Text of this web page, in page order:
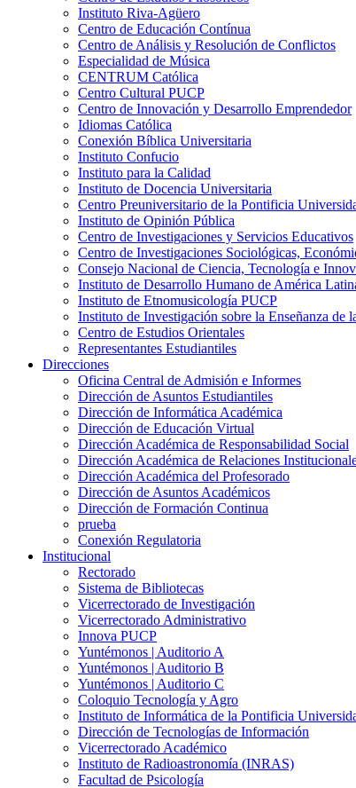
Instituto Riva-Agüero
Centro de Educación Contínua
Centro de Análisis y Resolución de Conflictos
Especialidad de Música
CENTRUM Católica
Centro Cultural PUCP
Centro de Innovación y Desarrollo Emprendedor
Idiomas Católica
Conexión Bíblica Universitaria
Instituto Confucio
Instituto para la Calidad
Instituto de Docencia Universitaria
Centro Preuniversitario de la Pontificia
Instituto de Opinión Pública
Centro de Investigaciones y Servicios Educativos
Centro de Investigaciones Sociológicas,
Consejo Nacional de Ciencia, Tecnología e
Instituto de Desarrollo Humano de América
Instituto de Etnomusicología PUCP
Instituto de Investigación sobre la Enseñanza de
Centro de Estudios Orientales
Representantes Estudiantiles
Direcciones
Oficina Central de Admisión e Informes
Dirección de Asuntos Estudiantiles
Dirección de Informática Académica
Dirección de Educación Virtual
Dirección Académica de Responsabilidad Social
Dirección Académica de Relaciones
Dirección Académica del Profesorado
Dirección de Asuntos Académicos
Dirección de Formación Continua
prueba
Conexión Regulatoria
Institucional
Rectorado
Sistema de Bibliotecas
Vicerrectorado de Investigación
Vicerrectorado Administrativo
Innova PUCP
Yuntémonos | Auditorio A
Yuntémonos | Auditorio B
Yuntémonos | Auditorio C
Coloquio Tecnología y Agro
Instituto de Informática de la Pontificia
Dirección de Tecnologías de Información
Vicerrectorado Académico
Instituto de Radioastronomía (INRAS)
Facultad de Psicología